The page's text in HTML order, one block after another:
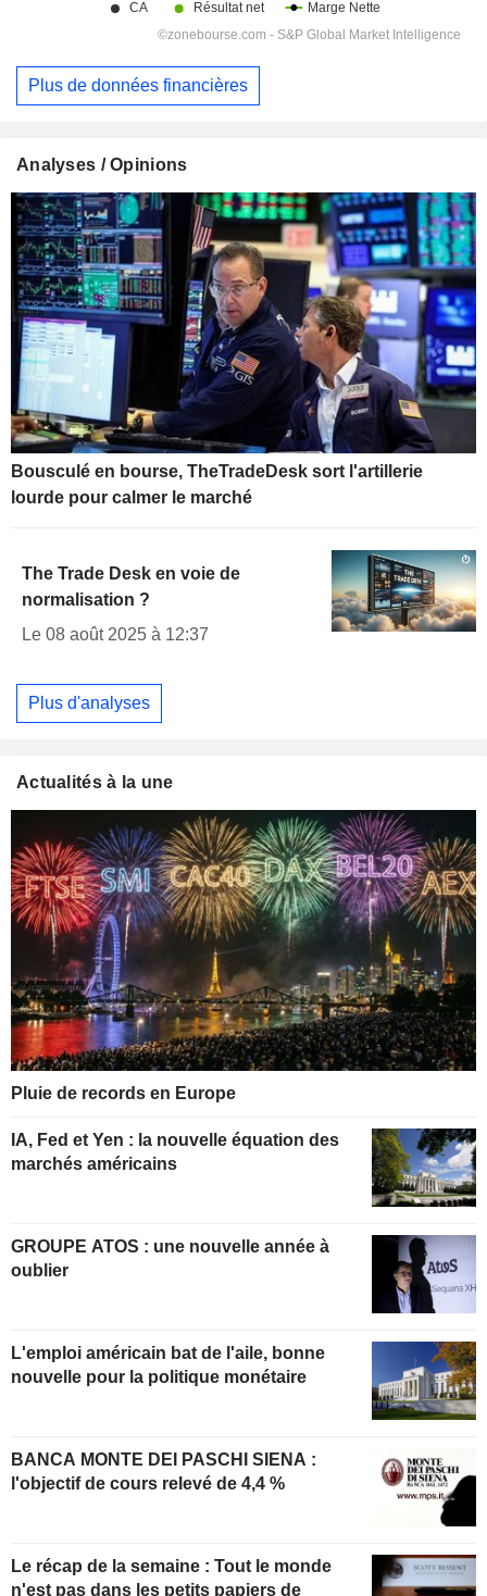
Plus de données financières
Analyses / Opinions
Bousculé en bourse, TheTradeDesk sort l'artillerie
lourde pour calmer le marché
The Trade Desk en voie de
normalisation ?
Le 08 août 2025 à 12:37
Plus d'analyses
Actualités à la une
Pluie de records en Europe
IA, Fed et Yen : la nouvelle équation des
marchés américains
GROUPE ATOS : une nouvelle année à
oublier
L'emploi américain bat de l'aile, bonne
nouvelle pour la politique monétaire
BANCA MONTE DEI PASCHI SIENA :
l'objectif de cours relevé de 4,4 %
Le récap de la semaine : Tout le monde
n'est pas dans les petits papiers de